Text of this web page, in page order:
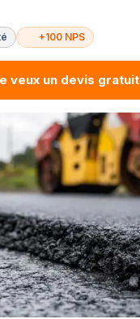
+100 NPS
veux un devis gratuit